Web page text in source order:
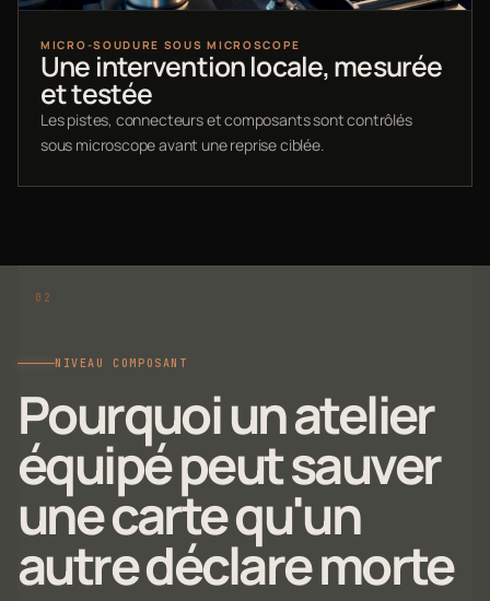
MICRO-SOUDURE SOUS MICROSCOPE
Une intervention locale, mesurée
et testée
Les pistes, connecteurs et composants sont contrôlés
sous microscope avant une reprise ciblée.
NIVEAU COMPOSANT
Pourquoi un atelier
équipé peut sauver
une carte qu'un
autre déclare morte